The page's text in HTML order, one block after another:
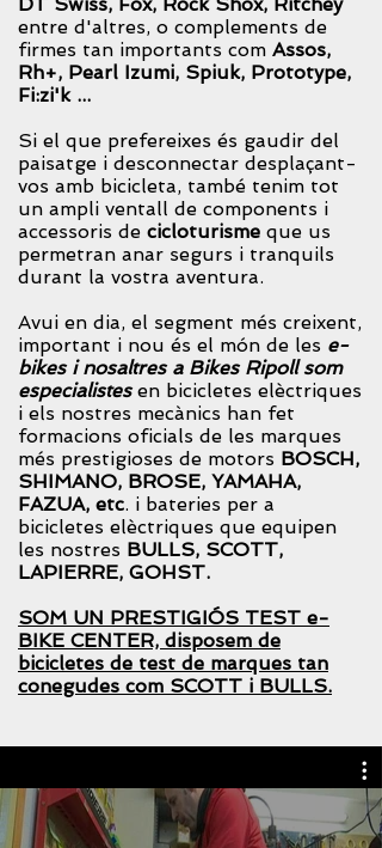
entre d'altres, o complements de
firmes tan importants com Assos,
Rh+, Pearl Izumi, Spiuk, Prototype,
Fi:zi'k ...
Si el que prefereixes és gaudir del
paisatge i desconnectar desplaçant-
vos amb bicicleta, també tenim tot
un ampli ventall de components i
accessoris de cicloturisme que us
permetran anar segurs i tranquils
durant la vostra aventura.
Avui en dia, el segment més creixent,
important i nou és el món de les e-
bikes i nosaltres a Bikes Ripoll som
especialistesen bicicletes elèctriques
i els nostres mecànics han fet
formacions oficials de les marques
més prestigioses de motors BOSCH,
SHIMANO, BROSE, YAMAHA,
FAZUA, etc. i bateries per a
bicicletes elèctriques que equipen
les nostres BULLS, SCOTT,
LAPIERRE, GOHST.
SOM UN PRESTIGIÓS TEST e-
BIKE CENTER, disposem de
bicicletes de test de marques tan
conegudes com SCOTT i BULLS.